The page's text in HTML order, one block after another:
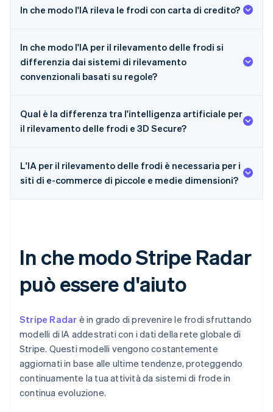
In che modo l'IA rileva le frodi con carta di credito?
In che modo l'IA per il rilevamento delle frodi si
differenzia dai sistemi di rilevamento
convenzionali basati su regole?
Qual è la differenza tra l'intelligenza artificiale per
il rilevamento delle frodi e 3D Secure?
L'IA per il rilevamento delle frodi è necessaria per i
siti di e-commerce di piccole e medie dimensioni?
In che modo Stripe Radar
può essere d'aiuto
Stripe Radar è in grado di prevenire le frodi sfruttando
modelli di IA addestrati con i dati della rete globale di
Stripe. Questi modelli vengono costantemente
aggiornati in base alle ultime tendenze, proteggendo
continuamente la tua attività da sistemi di frode in
continua evoluzione.